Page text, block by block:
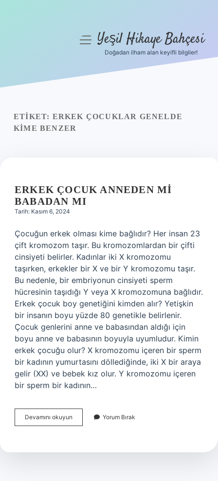
Yasal Uyarı
menüyüYeşil Hikaye Bahçesi
Doğadan ilham alan keyifli bilgiler!
ETIKET: ERKEK ÇOCUKLAR GENELDE
KIME BENZER
ERKEK ÇOCUK ANNEDEN MI
BABADAN MI
Tarih: Kasım 6, 2024
Çocuğun erkek olması kime bağlıdır? Her insan 23
çift kromozom taşır. Bu kromozomlardan bir çifti
cinsiyeti belirler. Kadınlar iki X kromozomu
taşırken, erkekler bir X ve bir Y kromozomu taşır.
Bu nedenle, bir embriyonun cinsiyeti sperm
hücresinin taşıdığı Y veya X kromozomuna bağlıdır.
Erkek çocuk boy genetiğini kimden alır? Yetişkin
bir insanın boyu yüzde 80 genetikle belirlenir.
Çocuk genlerini anne ve babasından aldığı için
boyu anne ve babasının boyuyla uyumludur. Kimin
erkek çocuğu olur? X kromozomu içeren bir sperm
bir kadının yumurtasını döllediğinde, iki X bir araya
gelir (XX) ve bebek kız olur. Y kromozomu içeren
bir sperm bir kadının…
Devamını okuyun
Çocuk
Babadan
Yorum Bırak